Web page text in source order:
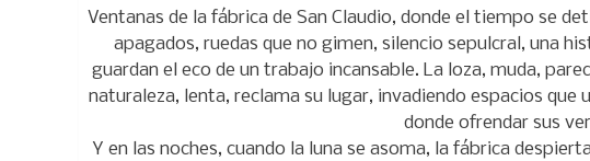
Ventanas de la fábrica de San Claudio, donde el tiempo se
apagados, ruedas que no gimen, silencio sepulcral, una
guardan el eco de un trabajo incansable. La loza, muda,
naturaleza, lenta, reclama su lugar, invadiendo espacios
donde ofrendar sus
Y en las noches, cuando la luna se asoma, la fábrica